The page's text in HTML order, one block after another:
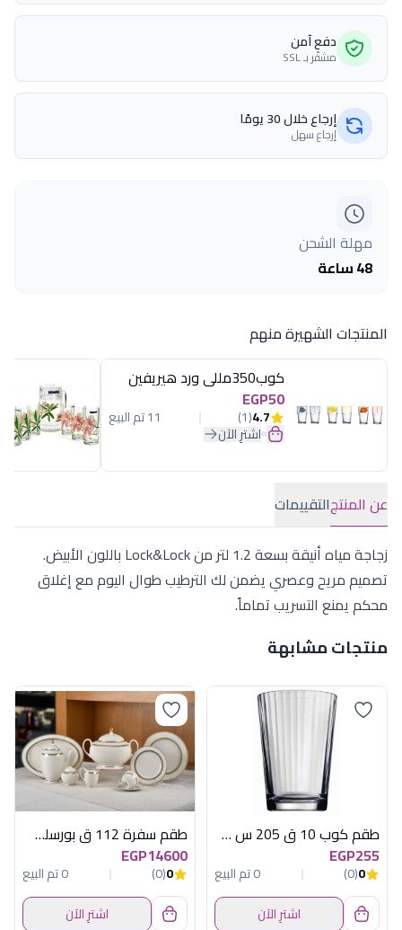
دفع آمن
مشفّر بـ SSL
إرجاع خلال 30 يومًا
إرجاع سهل
مهلة الشحن
48 ساعة
المنتجات الشهيرة منهم
كوب350مللى ورد هيريفين
EGP50
4.7
(1) 11 تم البيع
اشترِ الآن
عن المنتجالتقييمات
زجاجة مياه أنيقة بسعة 1.2 لتر من Lock&Lock باللون الأبيض.
تصميم مريح وعصري يضمن لك الترطيب طوال اليوم مع إغلاق
محكم يمنع التسريب تماماً.
منتجات مشابهة
طقم كوب 10 ق 205 س ل لينيا باشابتشى
EGP255
0
(0)
0 تم البيع
اشترِ الآن
طقم سفرة 112 ق بورسلين باراديس جولد
EGP14600
0
(0)
0 تم البيع
اشترِ الآن